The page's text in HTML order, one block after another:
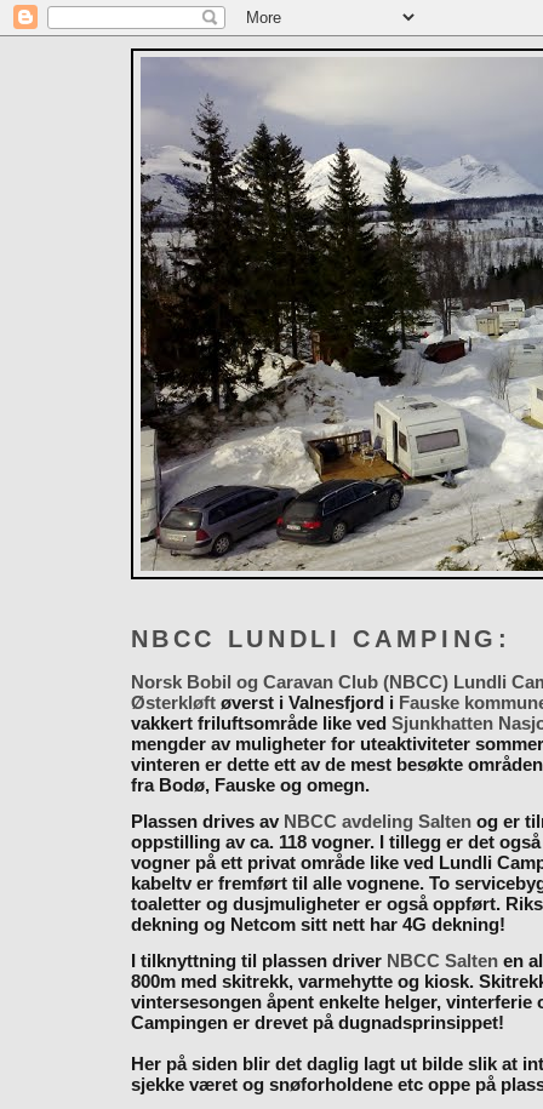
NBCC LUNDLI CAMPING:
Norsk Bobil og Caravan Club (NBCC) Lundli
Østerkløftøverst i Valnesfjord i Fauske
vakkert friluftsområde like ved Sjunkhatten
mengder av muligheter for uteaktiviteter
vinteren er dette ett av de mest besøkte
fra Bodø, Fauske og omegn.
Plassen drives av NBCC avdeling Saltenog er
oppstilling av ca. 118 vogner. I tillegg er det
vogner på ett privat område like ved Lundli
kabeltv er fremført til alle vognene. To
toaletter og dusjmuligheter er også oppført.
dekning og Netcom sitt nett har 4G dekning!
I tilknyttning til plassen driver NBCC Saltenen
800m med skitrekk, varmehytte og kiosk.
vintersesongen åpent enkelte helger, vinterferie
Campingen er drevet på dugnadsprinsippet!
Her på siden blir det daglig lagt ut bilde slik at
sjekke været og snøforholdene etc oppe på